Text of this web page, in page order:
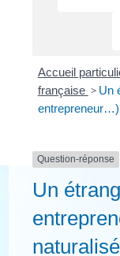
Accueil
française > Un
entrepreneur…)
Question-réponse
Un